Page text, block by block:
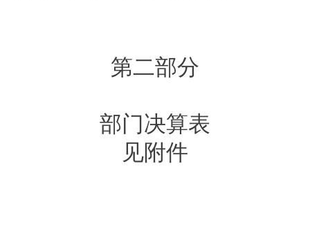
第二部分
部门决算表
见附件